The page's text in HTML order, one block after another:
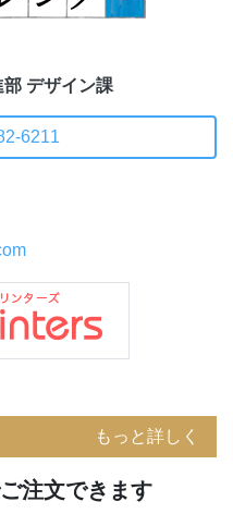
デザイン課
6211
もっと詳しく
注文できます